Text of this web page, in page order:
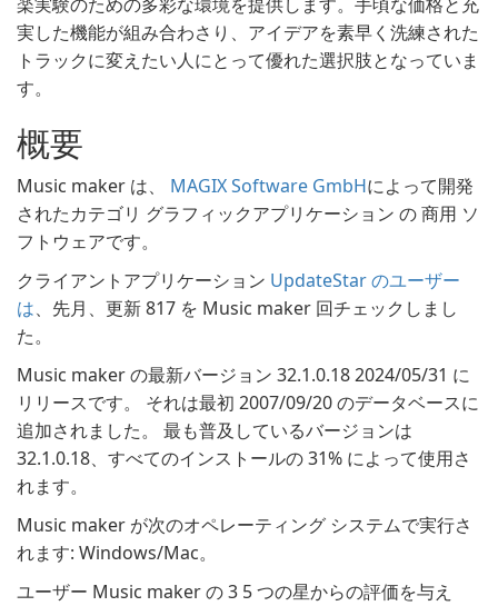
実した機能が組み合わさり、アイデアを素早く洗練された
トラックに変えたい人にとって優れた選択肢となっていま
す。
概要
Music maker は、 MAGIX Software GmbHによって開発
されたカテゴリ グラフィックアプリケーション の 商用 ソ
フトウェアです。
クライアントアプリケーション UpdateStar のユーザー
は、先月、更新 817 を Music maker 回チェックしまし
た。
Music maker の最新バージョン 32.1.0.18 2024/05/31 に
リリースです。 それは最初 2007/09/20 のデータベースに
追加されました。 最も普及しているバージョンは
32.1.0.18、すべてのインストールの 31% によって使用さ
れます。
Music maker が次のオペレーティング システムで実行さ
れます: Windows/Mac。
ユーザー Music maker の 3 5 つの星からの評価を与え